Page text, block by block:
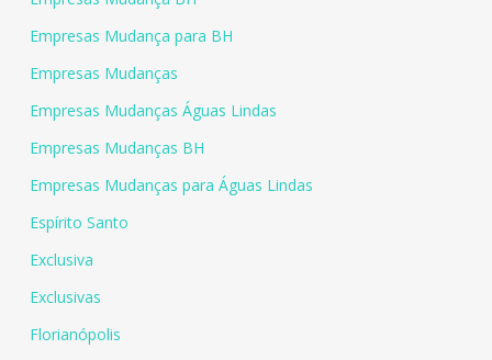
Empresas Mudança para BH
Empresas Mudanças
Empresas Mudanças Águas Lindas
Empresas Mudanças BH
Empresas Mudanças para Águas Lindas
Espírito Santo
Exclusiva
Exclusivas
Florianópolis